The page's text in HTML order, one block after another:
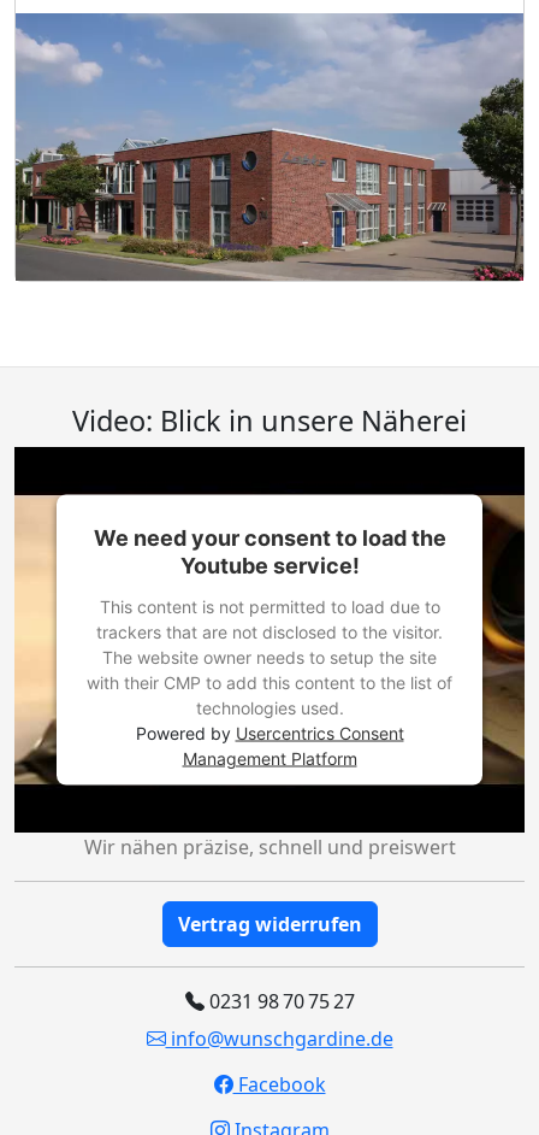
Video: Blick in unsere Näherei
We need your consent to load the
Youtube service!
This content is not permitted to load due to
trackers that are not disclosed to the visitor.
The website owner needs to setup the site
with their CMP to add this content to the list of
technologies used.
Powered by Usercentrics Consent
Management Platform
Wir nähen präzise, schnell und preiswert
Vertrag widerrufen
0231 98 70 75 27
info@wunschgardine.de
Facebook